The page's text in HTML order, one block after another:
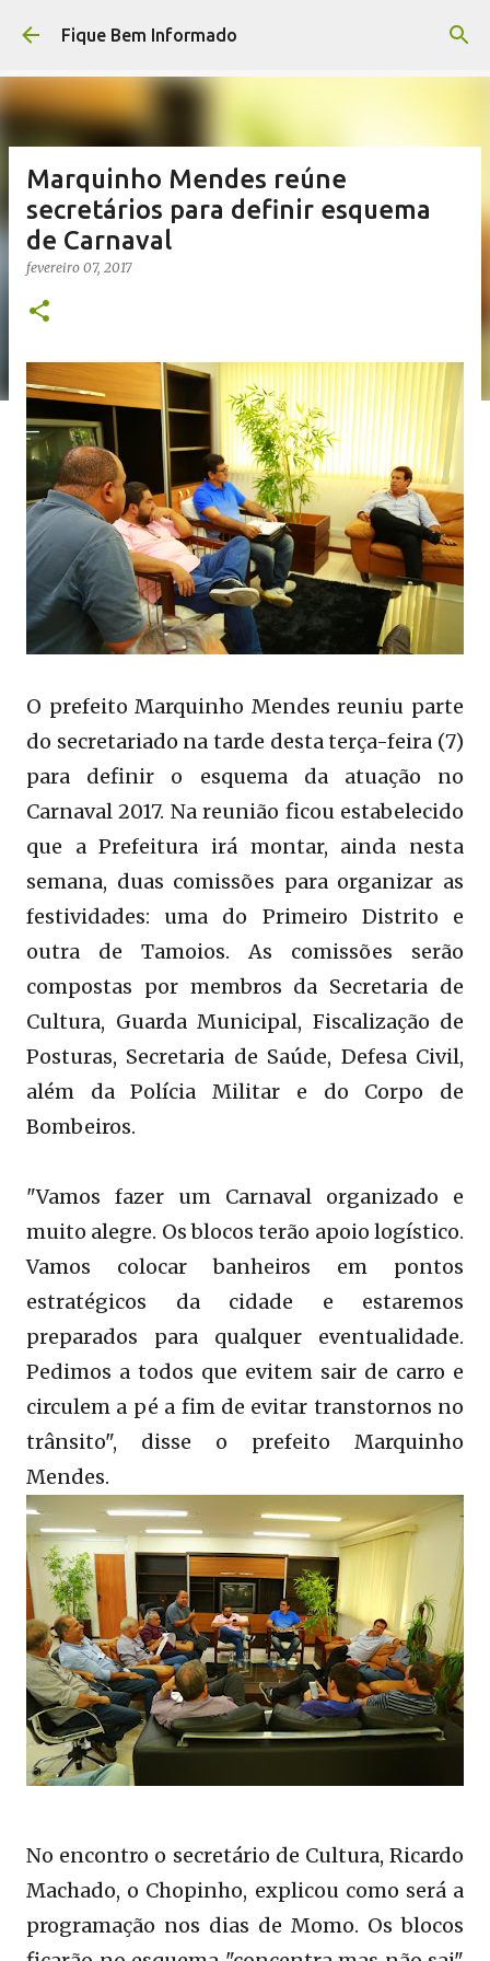
Pular para o conteúdo principal
Fique Bem Informado
Marquinho Mendes reúne
secretários para definir esquema
de Carnaval
fevereiro 07, 2017
O prefeito Marquinho Mendes reuniu parte
do secretariado na tarde desta terça-feira (7)
para definir o esquema da atuação no
Carnaval 2017. Na reunião ficou estabelecido
que a Prefeitura irá montar, ainda nesta
semana, duas comissões para organizar as
festividades: uma do Primeiro Distrito e
outra de Tamoios. As comissões serão
compostas por membros da Secretaria de
Cultura, Guarda Municipal, Fiscalização de
Posturas, Secretaria de Saúde, Defesa Civil,
além da Polícia Militar e do Corpo de
Bombeiros.
"Vamos fazer um Carnaval organizado e
muito alegre. Os blocos terão apoio logístico.
Vamos colocar banheiros em pontos
estratégicos da cidade e estaremos
preparados para qualquer eventualidade.
Pedimos a todos que evitem sair de carro e
circulem a pé a fim de evitar transtornos no
trânsito", disse o prefeito Marquinho
Mendes.
No encontro o secretário de Cultura, Ricardo
Machado, o Chopinho, explicou como será a
programação nos dias de Momo. Os blocos